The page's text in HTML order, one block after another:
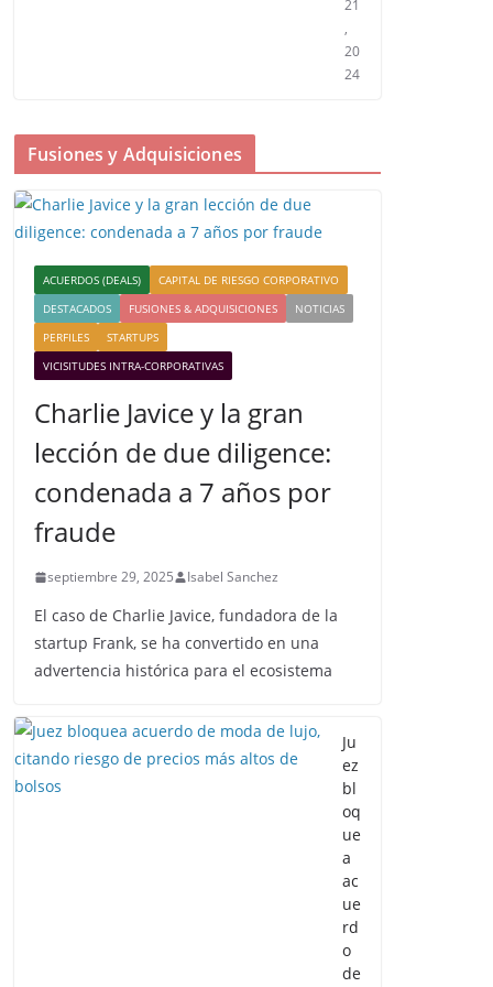
21
,
20
24
Fusiones y Adquisiciones
ACUERDOS (DEALS)
CAPITAL DE RIESGO CORPORATIVO
DESTACADOS
FUSIONES & ADQUISICIONES
NOTICIAS
PERFILES
STARTUPS
VICISITUDES INTRA-CORPORATIVAS
Charlie Javice y la gran
lección de due diligence:
condenada a 7 años por
fraude
septiembre 29, 2025 Isabel Sanchez
El caso de Charlie Javice, fundadora de la
startup Frank, se ha convertido en una
advertencia histórica para el ecosistema
Ju
ez
bl
oq
ue
a
ac
ue
rd
o
de